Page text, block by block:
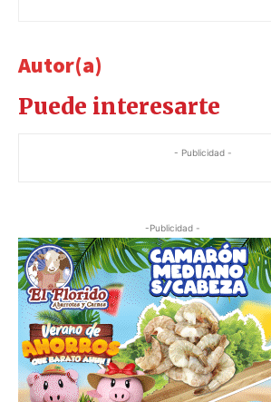
Autor(a)
Puede interesarte
- Publicidad -
-Publicidad -